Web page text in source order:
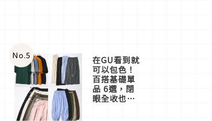
No.5 在GU看到就
可以包色！
百搭基礎單
品 6選，閉
眼全收也不